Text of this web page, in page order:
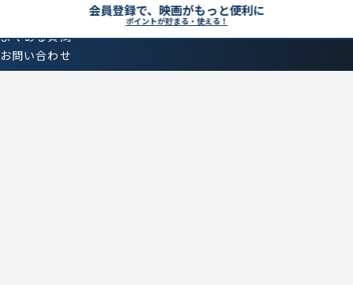
会員登録で、映画がもっと便利に
ポイントが貯まる・使える！
よくある質問
お問い合わせ